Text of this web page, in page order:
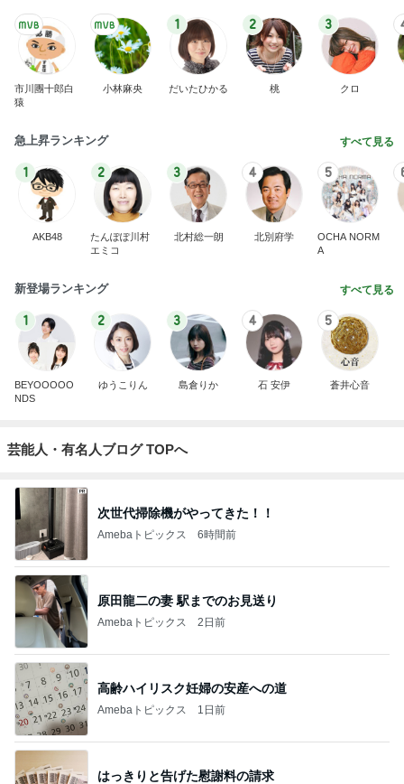
市川團十郎白
猿
小林麻央
1
だいたひかる
2
桃
3
クロ
急上昇ランキング すべて見る
1
AKB48
2
たんぽぽ川村
エミコ
3
北村総一朗
4
北別府学
5
OCHA NORM
A
新登場ランキング すべて見る
1
BEYOOOOO
NDS
2
ゆうこりん
3
島倉りか
4
石 安伊
5
蒼井心音
芸能人・有名人ブログ TOPへ
次世代掃除機がやってきた！！
Amebaトピックス 6時間前
原田龍二の妻 駅までのお見送り
Amebaトピックス 2日前
高齢ハイリスク妊婦の安産への道
Amebaトピックス 1日前
はっきりと告げた慰謝料の請求